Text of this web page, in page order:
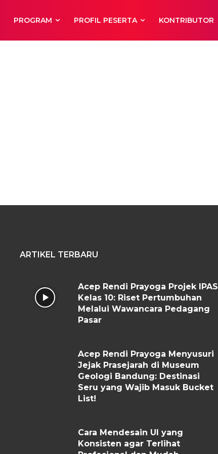
PROGRAM PROFIL PESERTA KONTRIBUTOR
ARTIKEL TERBARU
Acep Rendi Prayoga Projek IPAS
Kelas 10: Riset Pertumbuhan
Melalui Wawancara Pedagang
Pasar
Acep Rendi Prayoga Menyusuri
Jejak Prasejarah di Museum
Geologi Bandung: Destinasi
Seru yang Wajib Masuk Bucket
List!
Cara Mendesain UI yang
Konsisten agar Terlihat